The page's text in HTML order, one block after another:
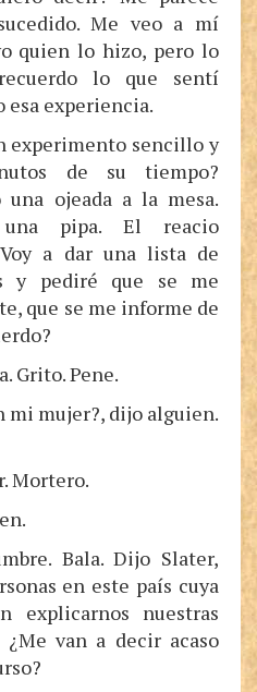
Me veo a mí
quien lo hizo, pero lo
lo que sentí
esa experiencia.
experimento sencillo y
de su tiempo?
ojeada a la mesa.
pipa. El reacio
a dar una lista de
y pediré que se me
que se me informe de
Grito. Pene.
mi mujer?, dijo alguien.
Mortero.
Bala. Dijo Slater,
en este país cuya
explicarnos nuestras
¿Me van a decir acaso